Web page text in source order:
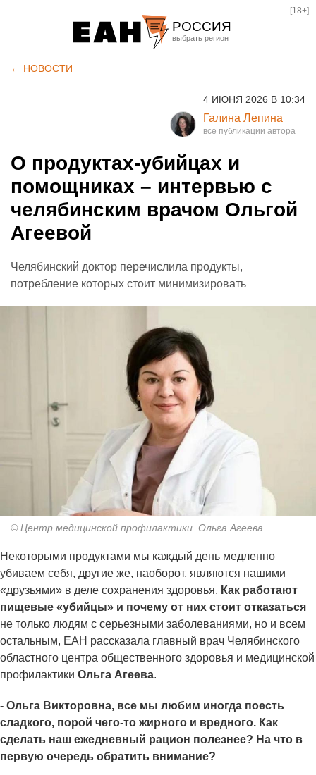
РОССИЯ
Курган
Оренбург
[18+]
← НОВОСТИ
4 ИЮНЯ 2026 В 10:34
Галина Лепина
О продуктах-убийцах и
помощниках – интервью с
челябинским врачом Ольгой
Агеевой
Челябинский доктор перечислила продукты,
потребление которых стоит минимизировать
© Центр медицинской профилактики. Ольга Агеева
Некоторыми продуктами мы каждый день медленно
убиваем себя, другие же, наоборот, являются нашими
«друзьями» в деле сохранения здоровья. Как работают
пищевые «убийцы» и почему от них стоит отказаться
не только людям с серьезными заболеваниями, но и всем
остальным, ЕАН рассказала главный врач Челябинского
областного центра общественного здоровья и медицинской
профилактики Ольга Агеева.
- Ольга Викторовна, все мы любим иногда поесть
сладкого, порой чего-то жирного и вредного. Как
сделать наш ежедневный рацион полезнее? На что в
первую очередь обратить внимание?